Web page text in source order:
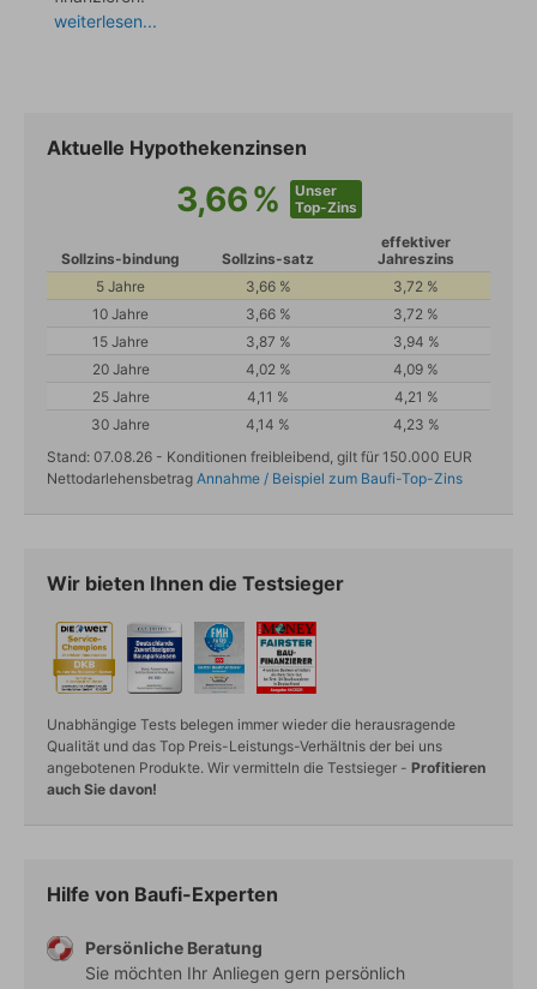
weiterlesen...
Aktuelle Hypothekenzinsen
3,66%
Unser
Top-Zins
Aktuelle Bauzinsen Tabelle
Sollzins-bindung Sollzins-satz
effektiver
Jahreszins
5 Jahre 3,66 %
3,72 %
10 Jahre 3,66 %
3,72 %
15 Jahre 3,87 %
3,94 %
20 Jahre 4,02 %
4,09 %
25 Jahre 4,11 %
4,21 %
30 Jahre 4,14 %
4,23 %
Stand: 07.08.26 - Konditionen freibleibend, gilt für 150.000 EUR
Nettodarlehensbetrag Annahme / Beispiel zum Baufi-Top-Zins
Wir bieten Ihnen die Testsieger
Unabhängige Tests belegen immer wieder die herausragende
Qualität und das Top Preis-Leistungs-Verhältnis der bei uns
angebotenen Produkte. Wir vermitteln die Testsieger - Profitieren
auch Sie davon!
Hilfe von Baufi-Experten
Persönliche Beratung
Sie möchten Ihr Anliegen gern persönlich